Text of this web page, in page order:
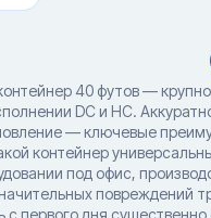
40 футов —
DC и HC.
— ключевые
контейнер
под офис,
повреждений
первого дня